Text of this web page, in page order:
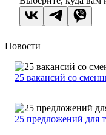
Новости
25 вакансий со
25 предложений для